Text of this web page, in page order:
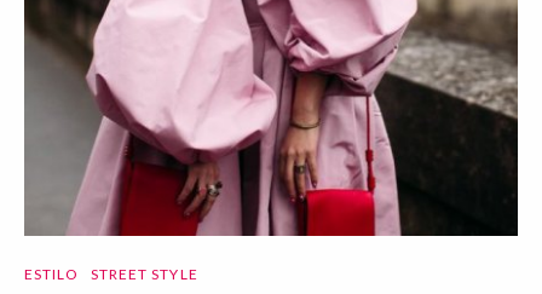
ESTILO STREET STYLE